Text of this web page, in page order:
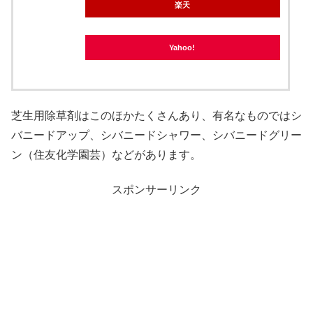
楽天
Yahoo!
芝生用除草剤はこのほかたくさんあり、有名なものではシ
バニードアップ、シバニードシャワー、シバニードグリー
ン（住友化学園芸）などがあります。
スポンサーリンク